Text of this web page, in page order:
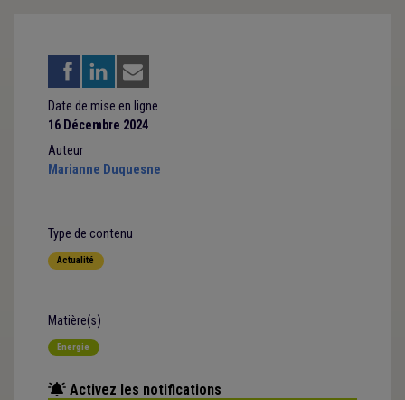
Date de mise en ligne
16 Décembre 2024
Auteur
Marianne Duquesne
Type de contenu
Actualité
Matière(s)
Energie
Activez les notifications